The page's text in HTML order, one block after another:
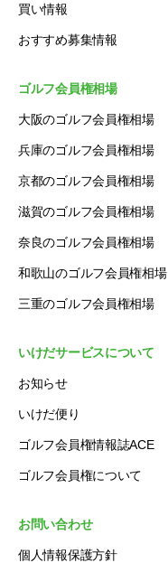
買い情報
おすすめ募集情報
ゴルフ会員権相場
大阪のゴルフ会員権相場
兵庫のゴルフ会員権相場
京都のゴルフ会員権相場
滋賀のゴルフ会員権相場
奈良のゴルフ会員権相場
和歌山のゴルフ会員権相場
三重のゴルフ会員権相場
いけだサービスについて
お知らせ
いけだ便り
ゴルフ会員権情報誌ACE
ゴルフ会員権について
お問い合わせ
個人情報保護方針